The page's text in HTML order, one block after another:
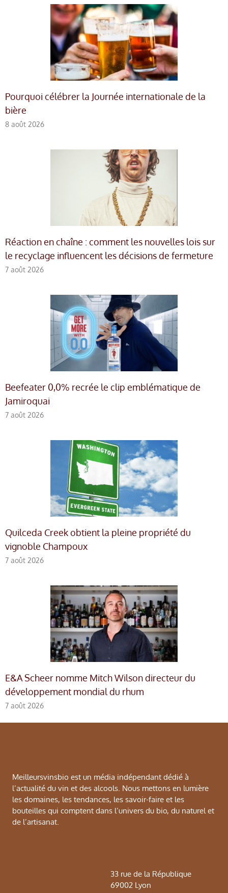
Pourquoi célébrer la Journée internationale de la
bière
8 août 2026
Réaction en chaîne : comment les nouvelles lois sur
le recyclage influencent les décisions de fermeture
7 août 2026
Beefeater 0,0% recrée le clip emblématique de
Jamiroquai
7 août 2026
Quilceda Creek obtient la pleine propriété du
vignoble Champoux
7 août 2026
E&A Scheer nomme Mitch Wilson directeur du
développement mondial du rhum
7 août 2026
Meilleursvinsbio est un média indépendant dédié à
l’actualité du vin et des alcools. Nous mettons en lumière
les domaines, les tendances, les savoir-faire et les
bouteilles qui comptent dans l’univers du bio, du naturel et
de l’artisanat.
33 rue de la République
69002 Lyon